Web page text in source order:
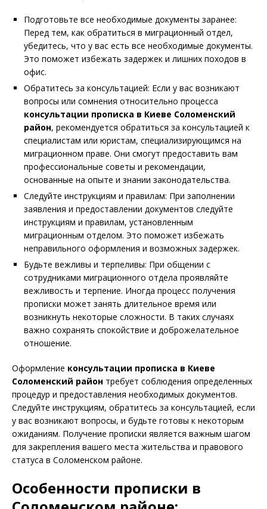
Подготовьте все необходимые документы заранее:
Перед тем, как обратиться в миграционный отдел,
убедитесь, что у вас есть все необходимые документы.
Это поможет избежать задержек и лишних походов в
офис.
Обратитесь за консультацией: Если у вас возникают
вопросы или сомнения относительно процесса
консультации прописка в Киеве Соломенский
район, рекомендуется обратиться за консультацией к
специалистам или юристам, специализирующимся на
миграционном праве. Они смогут предоставить вам
профессиональные советы и рекомендации,
основанные на опыте и знании законодательства.
Следуйте инструкциям и правилам: При заполнении
заявления и предоставлении документов следуйте
инструкциям и правилам, установленным
миграционным отделом. Это поможет избежать
неправильного оформления и возможных задержек.
Будьте вежливы и терпеливы: При общении с
сотрудниками миграционного отдела проявляйте
вежливость и терпение. Иногда процесс получения
прописки может занять длительное время или
возникнуть некоторые сложности. В таких случаях
важно сохранять спокойствие и доброжелательное
отношение.
Оформление консультации прописка в Киеве
Соломенский район требует соблюдения определенных
процедур и предоставления необходимых документов.
Следуйте инструкциям, обратитесь за консультацией, если
у вас возникают вопросы, и будьте готовы к некоторым
ожиданиям. Получение прописки является важным шагом
для закрепления вашего места жительства и правового
статуса в Соломенском районе.
Особенности прописки в